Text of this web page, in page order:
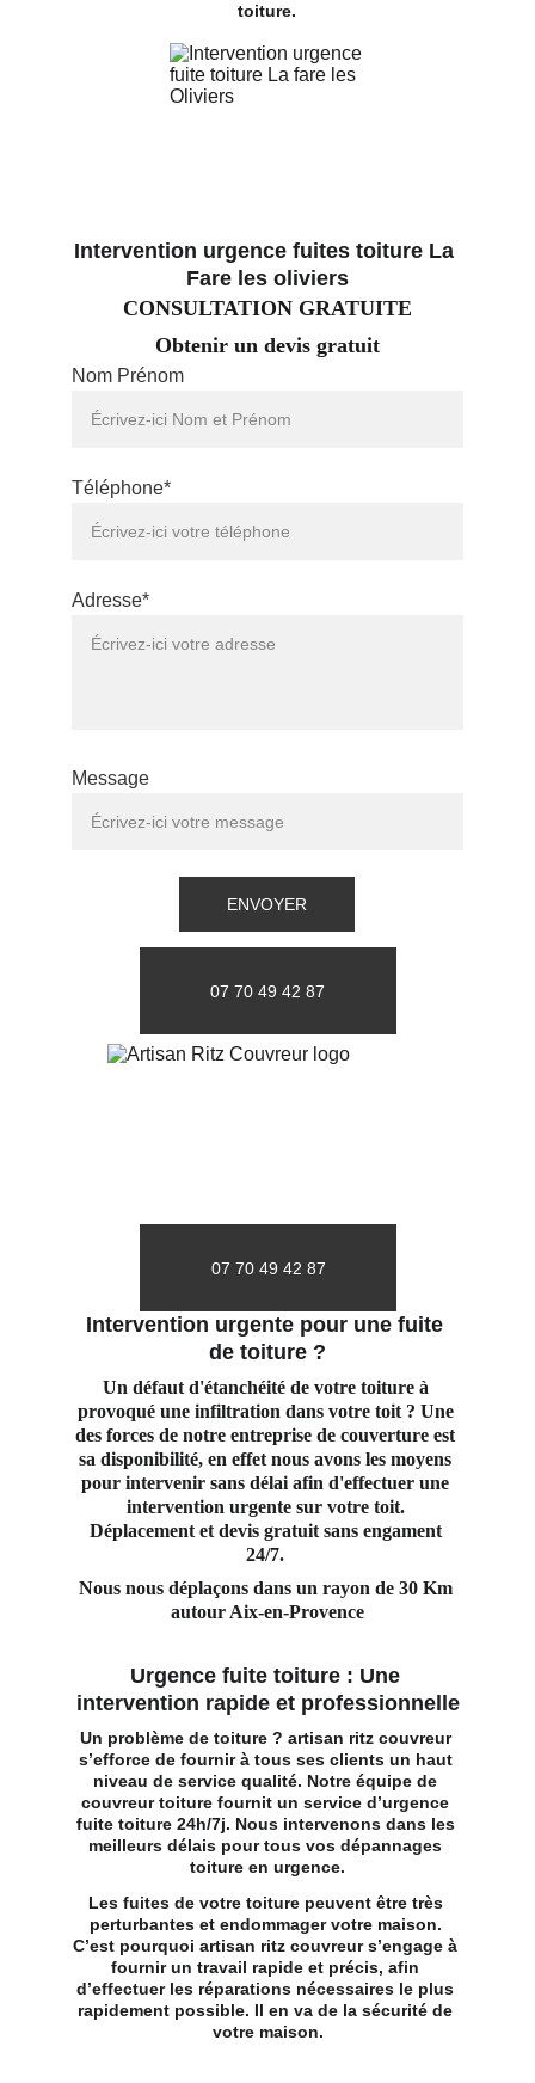
CONSULTATION GRATUITE
Obtenir un devis gratuit
Nom Prénom
Téléphone*
Adresse*
Message
ENVOYER
07 70 49 42 87
toiture.
Intervention urgence fuites toiture La
Fare les oliviers
Intervention urgente pour une fuite
de toiture ?
Un défaut d'étanchéité de votre toiture à
provoqué une infiltration dans votre toit ? Une
des forces de notre entreprise de couverture est
sa disponibilité, en effet nous avons les moyens
pour intervenir sans délai afin d'effectuer une
intervention urgente sur votre toit.
Déplacement et devis gratuit sans engament
24/7.
Nous nous déplaçons dans un rayon de 30 Km
autour Aix-en-Provence
07 70 49 42 87
Urgence fuite toiture : Une
intervention rapide et professionnelle
Un problème de toiture ? artisan ritz couvreur
s’efforce de fournir à tous ses clients un haut
niveau de service qualité. Notre équipe de
couvreur toiture fournit un service d’urgence
fuite toiture 24h/7j. Nous intervenons dans les
meilleurs délais pour tous vos dépannages
toiture en urgence.
Les fuites de votre toiture peuvent être très
perturbantes et endommager votre maison.
C’est pourquoi artisan ritz couvreur s’engage à
fournir un travail rapide et précis, afin
d’effectuer les réparations nécessaires le plus
rapidement possible. Il en va de la sécurité de
votre maison.